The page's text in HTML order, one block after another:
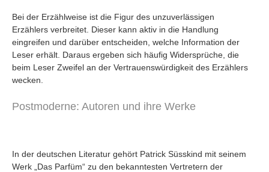
Bei der Erzählweise ist die Figur des unzuverlässigen
Erzählers verbreitet. Dieser kann aktiv in die Handlung
eingreifen und darüber entscheiden, welche Information der
Leser erhält. Daraus ergeben sich häufig Widersprüche, die
beim Leser Zweifel an der Vertrauenswürdigkeit des Erzählers
wecken.
Postmoderne: Autoren und ihre Werke
In der deutschen Literatur gehört Patrick Süsskind mit seinem
Werk „Das Parfüm“ zu den bekanntesten Vertretern der